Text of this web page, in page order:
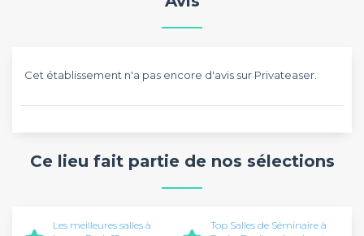
Cet établissement n'a pas encore d'avis sur Privateaser.
Ce lieu fait partie de nos sélections
Les meilleures salles à
Top Salles de Séminaire à